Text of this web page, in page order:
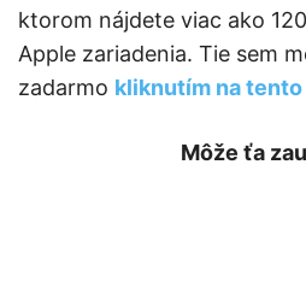
ktorom nájdete viac ako
Apple zariadenia. Tie sem
zadarmo kliknutím na tento
Môže ťa